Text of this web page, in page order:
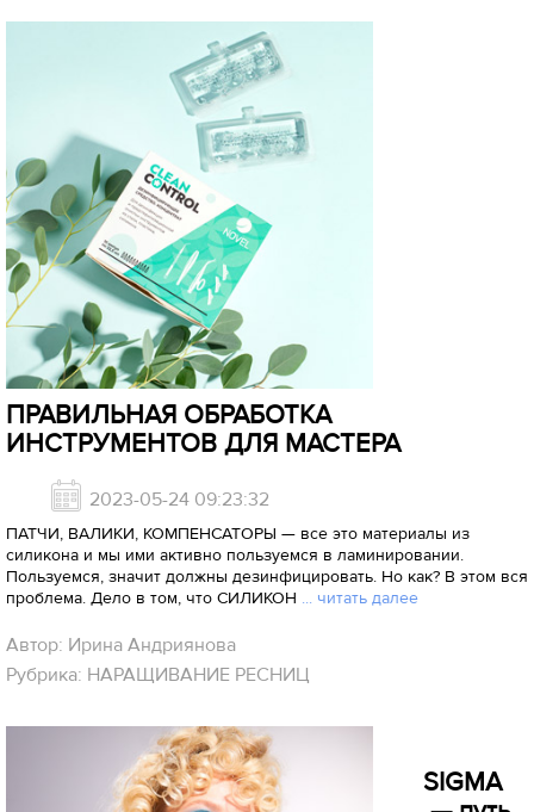
ПРАВИЛЬНАЯ ОБРАБОТКА
ИНСТРУМЕНТОВ ДЛЯ МАСТЕРА
2023-05-24 09:23:32
ПАТЧИ, ВАЛИКИ, КОМПЕНСАТОРЫ — все это материалы из
силикона и мы ими активно пользуемся в ламинировании.
Пользуемся, значит должны дезинфицировать. Но как? В этом вся
проблема. Дело в том, что СИЛИКОН ... читать далее
Автор: Ирина Андриянова
Рубрика: НАРАЩИВАНИЕ РЕСНИЦ
SIGMA